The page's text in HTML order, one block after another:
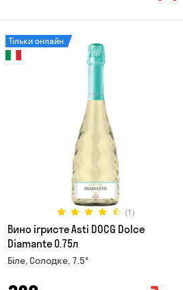
(1)
Тільки онлайн
Вино ігристе Asti DOCG Dolce
Diamante 0.75л
Біле, Солодке, 7.5°